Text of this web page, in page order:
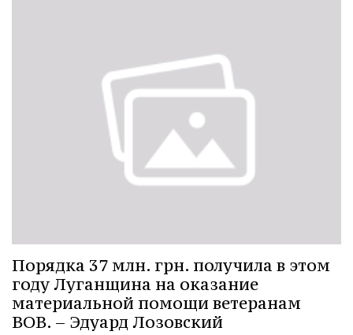
Порядка 37 млн. грн. получила в этом
году Луганщина на оказание
материальной помощи ветеранам
ВОВ. – Эдуард Лозовский